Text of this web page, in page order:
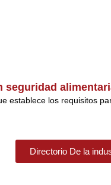
seguridad
establece los requisitos
Directorio De la